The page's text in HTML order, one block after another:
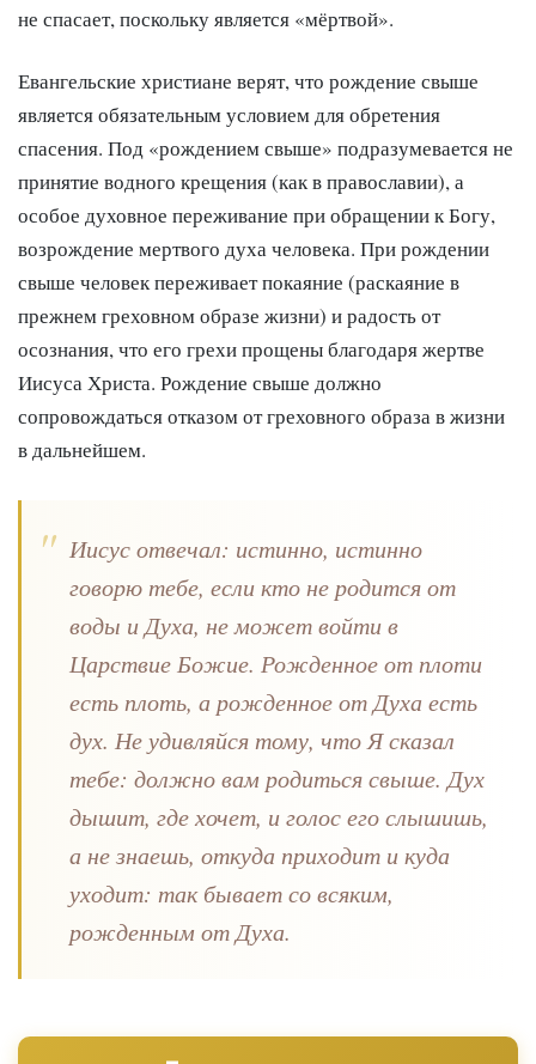
не спасает, поскольку является «мёртвой».
Евангельские христиане верят, что рождение свыше
является обязательным условием для обретения
спасения. Под «рождением свыше» подразумевается не
принятие водного крещения (как в православии), а
особое духовное переживание при обращении к Богу,
возрождение мертвого духа человека. При рождении
свыше человек переживает покаяние (раскаяние в
прежнем греховном образе жизни) и радость от
осознания, что его грехи прощены благодаря жертве
Иисуса Христа. Рождение свыше должно
сопровождаться отказом от греховного образа в жизни
в дальнейшем.
Иисус отвечал: истинно, истинно
говорю тебе, если кто не родится от
воды и Духа, не может войти в
Царствие Божие. Рожденное от плоти
есть плоть, а рожденное от Духа есть
дух. Не удивляйся тому, что Я сказал
тебе: должно вам родиться свыше. Дух
дышит, где хочет, и голос его слышишь,
а не знаешь, откуда приходит и куда
уходит: так бывает со всяким,
рожденным от Духа.